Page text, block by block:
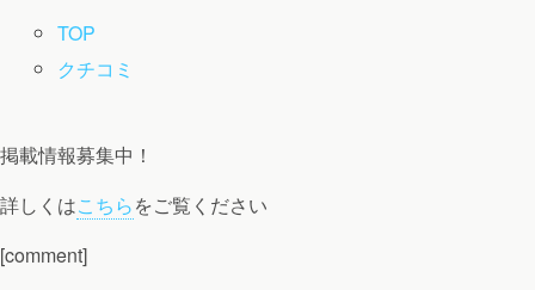
TOP
クチコミ
掲載情報募集中！
詳しくはこちらをご覧ください
[comment]